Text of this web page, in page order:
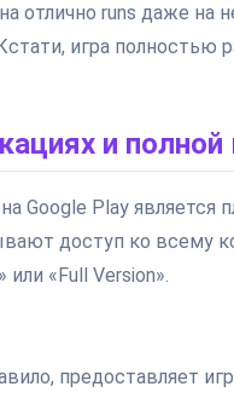
отлично runs даже
игра полностью
и полной
Google Play
доступ ко всему
«Full Version».
предоставляет